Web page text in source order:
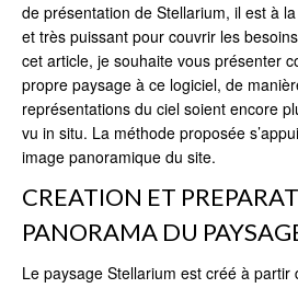
de présentation de Stellarium, il est à
et très puissant pour couvrir les
cet article, je souhaite vous présenter
propre paysage à ce logiciel, de
représentations du ciel soient encore
vu in situ. La méthode proposée
image panoramique du site.
CREATION ET
PANORAMA DU
Le paysage Stellarium est créé à partir